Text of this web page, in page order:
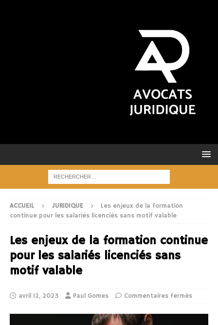
ACCUEIL JURIDIQUE
Les enjeux de la formation
continue pour les salariés licenciés sans motif valable
Les enjeux de la formation continue
pour les salariés licenciés sans
motif valable
avril 12, 2023 Paul Gomes Commentaires fermés